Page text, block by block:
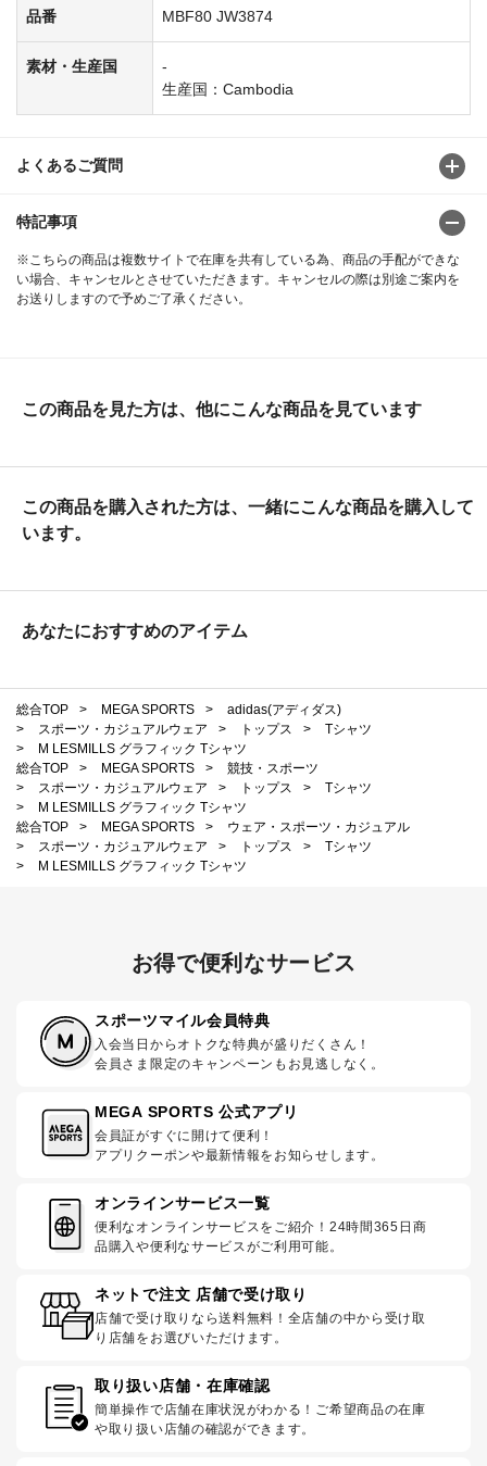
品番 MBF80 JW3874
素材・生産国
-
生産国：Cambodia
よくあるご質問
特記事項
※こちらの商品は複数サイトで在庫を共有している為、商品の手配ができな
い場合、キャンセルとさせていただきます。キャンセルの際は別途ご案内を
お送りしますので予めご了承ください。
この商品を見た方は、他にこんな商品を見ています
この商品を購入された方は、一緒にこんな商品を購入して
います。
あなたにおすすめのアイテム
総合TOP > MEGA SPORTS >
adidas(アディダス)
>
スポーツ・カジュアルウェア > トップス >
Tシャツ
>
M LESMILLS グラフィック Tシャツ
総合TOP
> MEGA SPORTS >
競技・スポーツ
>
スポーツ・カジュアルウェア > トップス >
Tシャツ
>
M LESMILLS グラフィック Tシャツ
総合TOP
> MEGA SPORTS >
ウェア・スポーツ・カジュアル
>
スポーツ・カジュアルウェア > トップス >
Tシャツ
>
M LESMILLS グラフィック Tシャツ
お得で便利なサービス
スポーツマイル会員特典
入会当日からオトクな特典が盛りだくさん！
会員さま限定のキャンペーンもお見逃しなく。
MEGA SPORTS 公式アプリ
会員証がすぐに開けて便利！
アプリクーポンや最新情報をお知らせします。
オンラインサービス一覧
便利なオンラインサービスをご紹介！24時間365日商
品購入や便利なサービスがご利用可能。
ネットで注文 店舗で受け取り
店舗で受け取りなら送料無料！全店舗の中から受け取
り店舗をお選びいただけます。
取り扱い店舗・在庫確認
簡単操作で店舗在庫状況がわかる！ご希望商品の在庫
や取り扱い店舗の確認ができます。